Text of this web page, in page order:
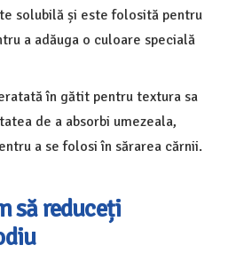
solubilă și este folosită pentru
a adăuga o culoare specială
în gătit pentru textura sa
de a absorbi umezeala,
a se folosi în sărarea cărnii.
să reduceți